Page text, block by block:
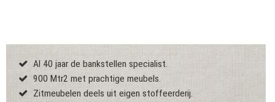
Al 40 jaar de bankstellen specialist.
900 Mtr2 met prachtige meubels.
Zitmeubelen deels uit eigen stoffeerderij.